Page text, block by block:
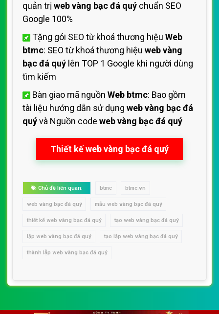
quản trị web vàng bạc đá quý chuẩn SEO
Google 100%
Tặng gói SEO từ khoá thương hiệu Web
btmc: SEO từ khoá thương hiệu web vàng
bạc đá quý lên TOP 1 Google khi người dùng
tìm kiếm
Bàn giao mã nguồn Web btmc: Bao gồm
tài liệu hướng dẫn sử dụng web vàng bạc đá
quývà Nguồn code web vàng bạc đá quý
Thiết kế web vàng bạc đá quý
Chủ đề liên quan: btmc btmc.vn
web vàng bạc đá quý mẫu web vàng bạc đá quý
thiết kế web vàng bạc đá quý tạo web vàng bạc đá quý
lập web vàng bạc đá quý tạo lập web vàng bạc đá quý
thành lập web vàng bạc đá quý